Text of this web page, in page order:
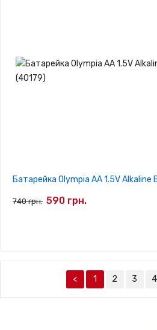
Батарейка Olympia AA 1.5V
740 грн. 590 грн.
< 1 2 3 4